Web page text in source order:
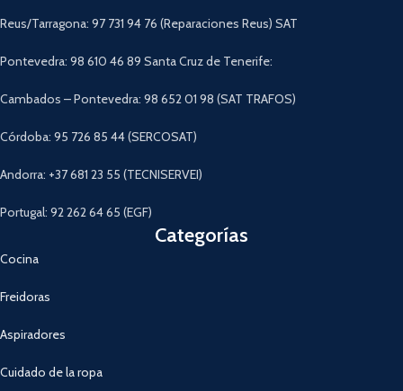
Descargar Manual
Reus/Tarragona: 97 731 94 76 (Reparaciones Reus) SAT
Pontevedra: 98 610 46 89 Santa Cruz de Tenerife:
Cambados – Pontevedra: 98 652 01 98 (SAT TRAFOS)
Córdoba: 95 726 85 44 (SERCOSAT)
Andorra: +37 681 23 55 (TECNISERVEI)
Portugal: 92 262 64 65 (EGF)
Categorías
Cocina
Freidoras
Aspiradores
Cuidado de la ropa